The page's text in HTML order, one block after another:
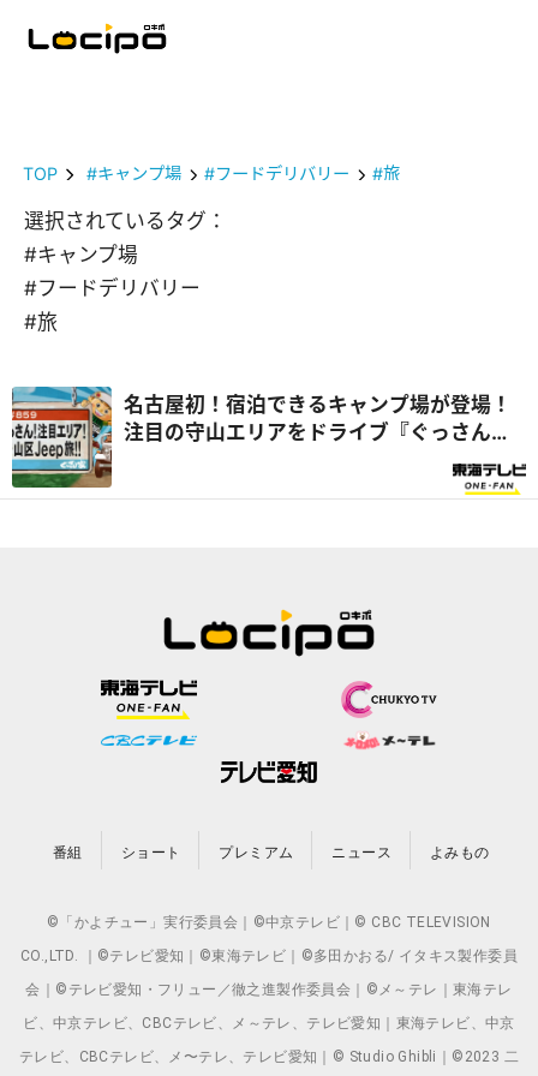
TOP #キャンプ場 #フードデリバリー #旅
選択されているタグ：
#キャンプ場
#フードデリバリー
#旅
名古屋初！宿泊できるキャンプ場が登場！
注目の守山エリアをドライブ『ぐっさん
番組 ショート プレミアム ニュース よみもの
©「かよチュー」実行委員会｜©中京テレビ｜© CBC TELEVISION
CO.,LTD. ｜©テレビ愛知｜©東海テレビ｜©多田かおる/ イタキス製作委員
会｜©テレビ愛知・フリュー／徹之進製作委員会｜©メ～テレ｜東海テレ
ビ、中京テレビ、CBCテレビ、メ～テレ、テレビ愛知｜東海テレビ、中京
テレビ、CBCテレビ、メ〜テレ、テレビ愛知｜© Studio Ghibli｜©2023 二